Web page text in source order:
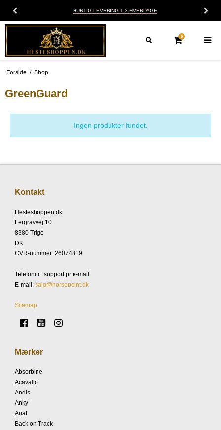
HURTIG LEVERING 1-3 HVERDAGE
0
Forside / Shop
GreenGuard
Ingen produkter fundet.
Kontakt
Hesteshoppen.dk
Lergravvej 10
8380 Trige
DK
CVR-nummer: 26074819
Telefonnr.: support pr e-mail
E-mail : salg@horsepoint.dk
Sitemap
Mærker
Absorbine
Acavallo
Andis
Anky
Ariat
Back on Track